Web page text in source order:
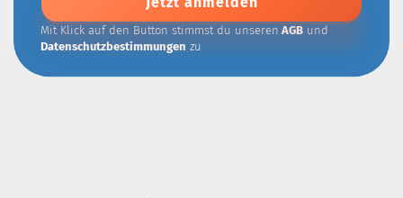
Mit Klick auf den Button stimmst du unseren AGB und
Datenschutzbestimmungen zu